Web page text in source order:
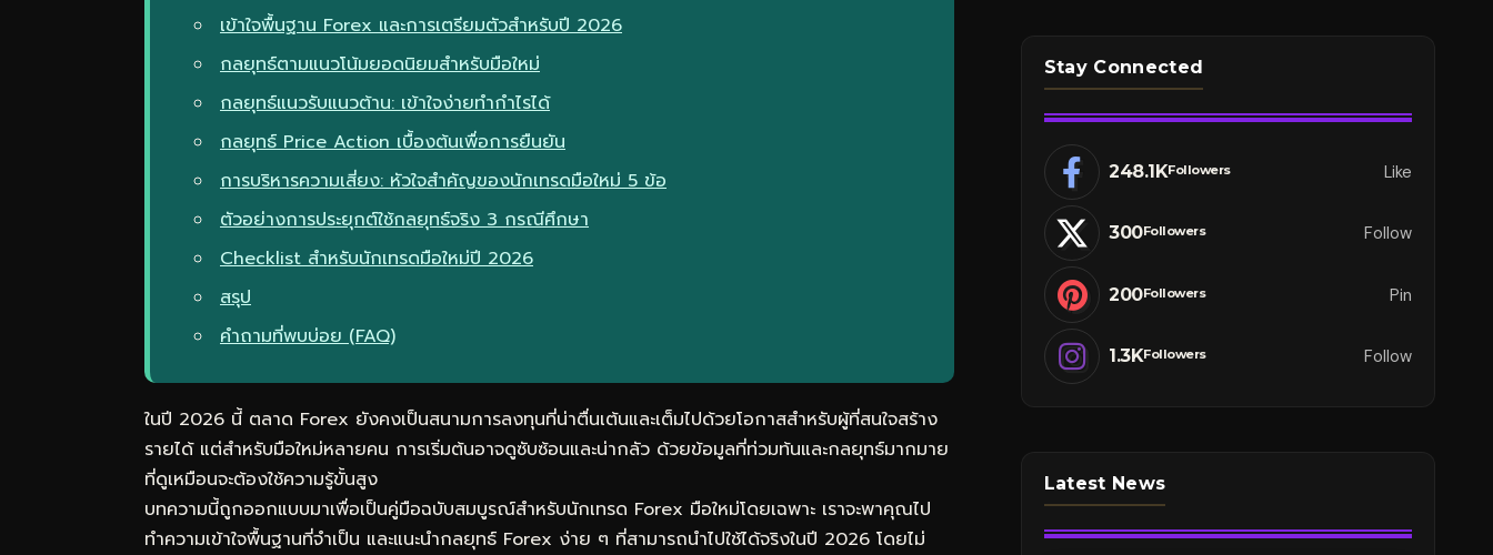
เข้าใจพื้นฐาน Forex และการเตรียมตัวสำหรับปี 2026
กลยุทธ์ตามแนวโน้มยอดนิยมสำหรับมือใหม่
กลยุทธ์แนวรับแนวต้าน: เข้าใจง่ายทำกำไรได้
กลยุทธ์ Price Action เบื้องต้นเพื่อการยืนยัน
การบริหารความเสี่ยง: หัวใจสำคัญของนักเทรดมือใหม่ 5 ข้อ
ตัวอย่างการประยุกต์ใช้กลยุทธ์จริง 3 กรณีศึกษา
Checklist สำหรับนักเทรดมือใหม่ปี 2026
สรุป
คำถามที่พบบ่อย (FAQ)
ในปี 2026 นี้ ตลาด Forex ยังคงเป็นสนามการลงทุนที่น่าตื่นเต้นและเต็มไปด้วยโอกาสสำหรับผู้ที่สนใจสร้าง
รายได้ แต่สำหรับมือใหม่หลายคน การเริ่มต้นอาจดูซับซ้อนและน่ากลัว ด้วยข้อมูลที่ท่วมท้นและกลยุทธ์มากมาย
ที่ดูเหมือนจะต้องใช้ความรู้ขั้นสูง
บทความนี้ถูกออกแบบมาเพื่อเป็นคู่มือฉบับสมบูรณ์สำหรับนักเทรด Forex มือใหม่โดยเฉพาะ เราจะพาคุณไป
ทำความเข้าใจพื้นฐานที่จำเป็น และแนะนำกลยุทธ์ Forex ง่าย ๆ ที่สามารถนำไปใช้ได้จริงในปี 2026 โดยไม่
Stay Connected
248.1KFollowers Like
300Followers Follow
200Followers Pin
1.3KFollowers Follow
Latest News